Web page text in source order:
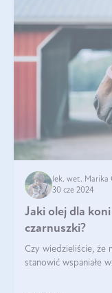
lek. wet. Marika
30 cze 2024
Jaki olej dla
czarnuszki?
Czy wiedzieliście, że
stanowić wspaniałe